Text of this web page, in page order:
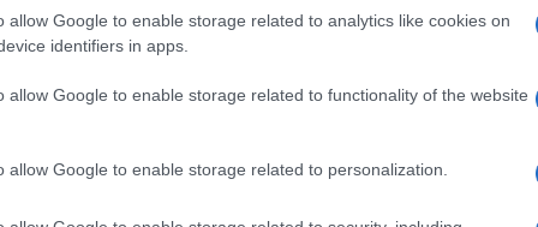
allow Google to enable storage related to analytics like cookies on
identifiers in apps.
allow Google to enable storage related to functionality of the website
allow Google to enable storage related to personalization.
Fondo Sociale Europeo e dalla Regione, è
sono aperte fino al 24 gennaio
altri paesi e regolarmente soggiornati
. La finalità è il potenziamento e il
della capacità delle risorse presenti nei vari
delle competenze acquisite,
nazionale e verrà indicativamente